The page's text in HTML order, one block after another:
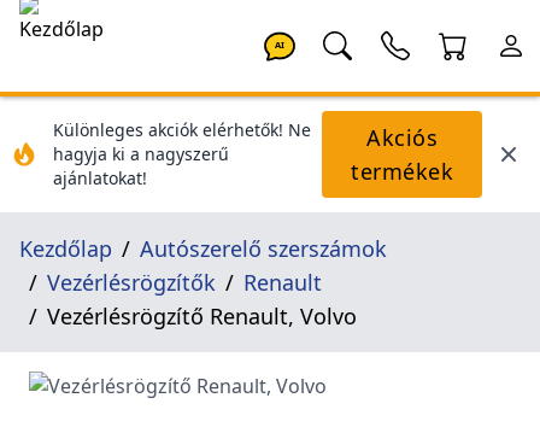
AI
Különleges akciók elérhetők! Ne
hagyja ki a nagyszerű
ajánlatokat!
Akciós
termékek
Kezdőlap
Autószerelő szerszámok
Vezérlésrögzítők
Renault
Vezérlésrögzítő Renault, Volvo